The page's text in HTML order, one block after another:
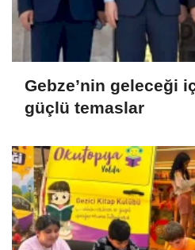
Gebze’nin geleceği
güçlü temaslar